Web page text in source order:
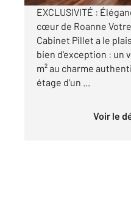
EXCLUSIVITÉ :
cœur de Roanne
Cabinet Pillet a le
bien d'exception : un
m² au charme
étage d'un ...
Voir le